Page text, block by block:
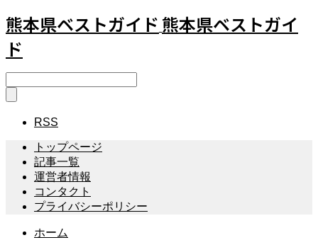
熊本県ベストガイド 熊本県ベストガイ
ド
RSS
トップページ
記事一覧
運営者情報
コンタクト
プライバシーポリシー
ホーム